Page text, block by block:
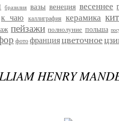
бразилия вазы венеция весеннее
к чаю каллиграфия керамика
пейзажи полнолуние польша
фото францияцветочное
HENRY